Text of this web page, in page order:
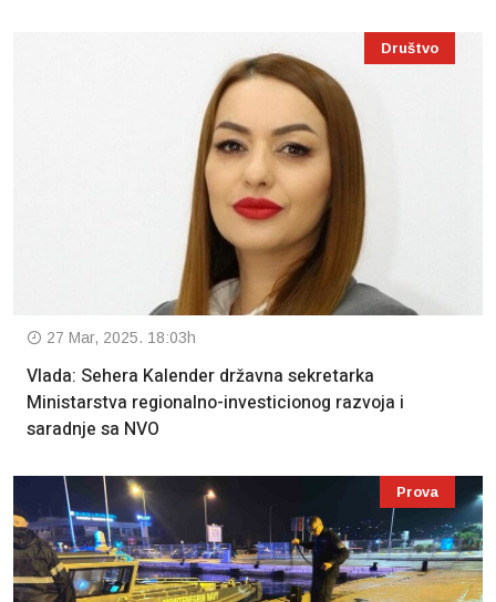
Društvo
27 Mar, 2025. 18:03h
Vlada: Sehera Kalender državna sekretarka
Ministarstva regionalno-investicionog razvoja i
saradnje sa NVO
Prova